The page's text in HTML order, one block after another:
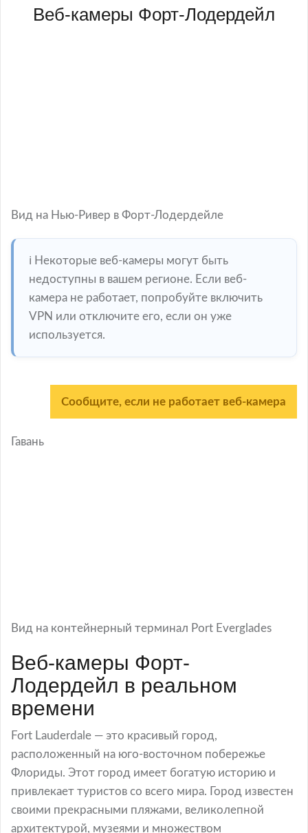
Веб-камеры Форт-Лодердейл
Вид на Нью-Ривер в Форт-Лодердейле
ℹ️ Некоторые веб-камеры могут быть
недоступны в вашем регионе. Если веб-
камера не работает, попробуйте включить
VPN или отключите его, если он уже
используется.
Сообщите, если не работает веб-камера
Гавань
Вид на контейнерный терминал Port Everglades
Веб-камеры Форт-
Лодердейл в реальном
времени
Fort Lauderdale — это красивый город,
расположенный на юго-восточном побережье
Флориды. Этот город имеет богатую историю и
привлекает туристов со всего мира. Город известен
своими прекрасными пляжами, великолепной
архитектурой, музеями и множеством